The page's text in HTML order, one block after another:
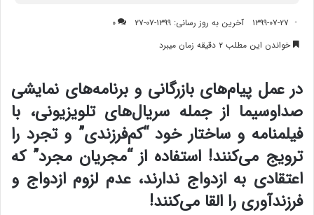
۱۳۹۹-۰۷-۲۷ آخرین به روز رسانی: ۱۳۹۹-۰۷-۲۷
۰
خواندن این مطلب ۲ دقیقه زمان میبرد
در عمل پیام‌های بازرگانی و برنامه‌های نمایشی
صدا‌و‌سیما از جمله سریال‌های تلویزیونی، با
فیلمنامه و ساختار خود “کم‌فرزندی” و تجرد را
ترویج می‌کنند! استفاده از “مجریان مجرد” که
اعتقادی به ازدواج ندارند، عدم لزوم ازدواج و
فرزندآوری را القا می‌کنند!